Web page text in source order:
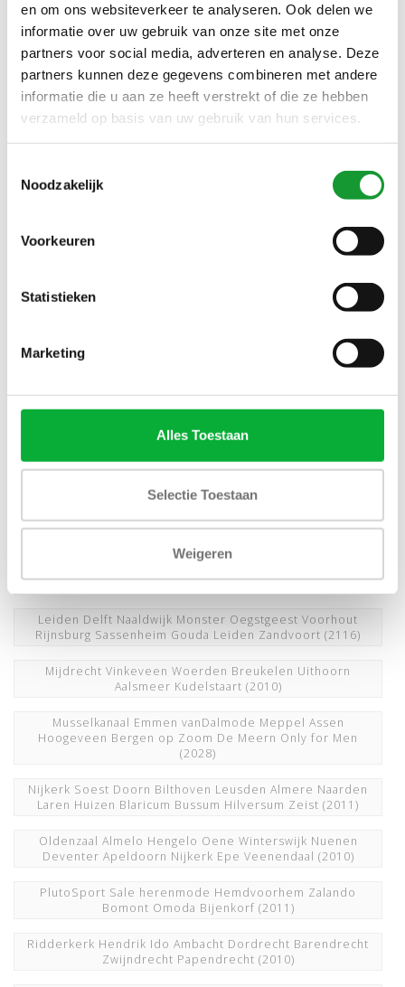
en om ons websiteverkeer te analyseren. Ook delen we
informatie over uw gebruik van onze site met onze
partners voor social media, adverteren en analyse. Deze
partners kunnen deze gegevens combineren met andere
informatie die u aan ze heeft verstrekt of die ze hebben
verzameld op basis van uw gebruik van hun services.
Noodzakelijk
Voorkeuren
Statistieken
Marketing
Alles Toestaan
Selectie Toestaan
Weigeren
Leeuwarden Haren Dronrijp(2010)
Enter Amersfoort Nijmegen Arnhem Doesburg Tiel
Sliedrecht Oud-Beijerland (2010)
Fred Perry Gant Lacoste Cavallaro NZA Thomas Maine
John Miller Ledub R2 OlympSignature(2010)
Groningen Enschede Wilp Borne Rijssen Hardenberg
Heemskerk Beverwijk Zaandam Zaanstad Castricum
Hellevoetsluis Krimpen a/d IJssel Capelle a/d IJssel
Hoofddorp Heemstede Bennebroek Bloemendaal
Wassenaar Aerenhout Haarlem
JoeMerino Flashman nieuwnieuw overhemdenonline
Kerst Sinterklaas Verjaardag Vaderdag Cadeau Outlet
(2010)
DirkdewitMode Hoogenboom(2009)
Leiden Delft Naaldwijk Monster Oegstgeest Voorhout
Rijnsburg Sassenheim Gouda Leiden Zandvoort (2116)
Mijdrecht Vinkeveen Woerden Breukelen Uithoorn
Aalsmeer Kudelstaart (2010)
Musselkanaal Emmen vanDalmode Meppel Assen
Hoogeveen Bergen op Zoom De Meern Only for Men
(2028)
Nijkerk Soest Doorn Bilthoven Leusden Almere Naarden
Laren Huizen Blaricum Bussum Hilversum Zeist (2011)
Oldenzaal Almelo Hengelo Oene Winterswijk Nuenen
Deventer Apeldoorn Nijkerk Epe Veenendaal (2010)
PlutoSport Sale herenmode Hemdvoorhem Zalando
Bomont Omoda Bijenkorf (2011)
Ridderkerk Hendrik Ido Ambacht Dordrecht Barendrecht
Zwijndrecht Papendrecht (2010)